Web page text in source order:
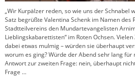
„Wir Kurpälzer reden, so wie uns der Schnabel
Satz begrüßte Valentina Schenk im Namen des
Stadtteilvereins den Mundartevangelisten
Lieblingskabarettisten“ im Roten Ochsen.
dabei etwas mulmig – würden sie überhaupt
worum es ging? Würde der Abend sehr lang für
Antwort zur zweiten Frage: nein, überhaupt
Frage …